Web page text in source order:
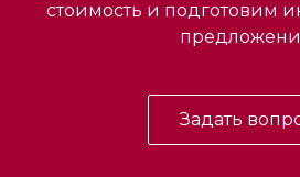
стоимость и подготовим
Задать